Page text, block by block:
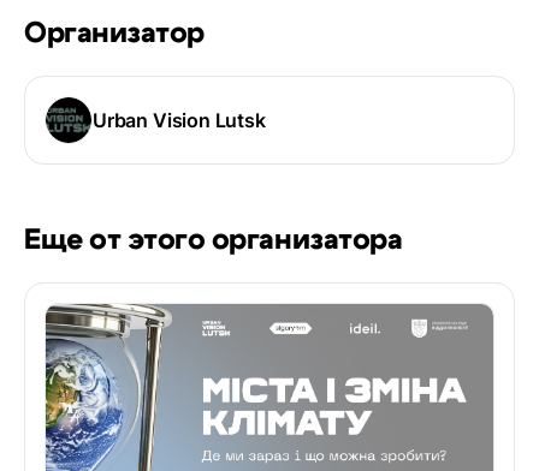
Организатор
Urban Vision Lutsk
Еще от этого организатора